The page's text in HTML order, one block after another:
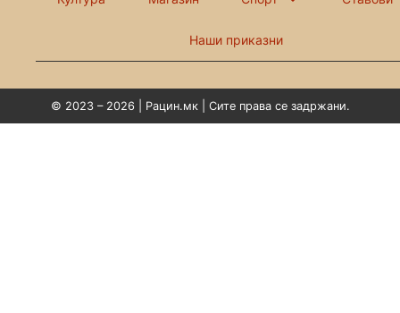
Наши приказни
© 2023 – 2026 | Рацин.мк | Сите права се задржани.